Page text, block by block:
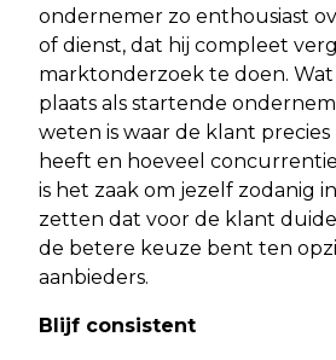
ondernemer zo enthousiast
of dienst, dat hij compleet
marktonderzoek te doen. Wat
plaats als startende
weten is waar de klant
heeft en hoeveel
is het zaak om jezelf zodanig
zetten dat voor de klant
de betere keuze bent ten
aanbieders.
Blijf consistent